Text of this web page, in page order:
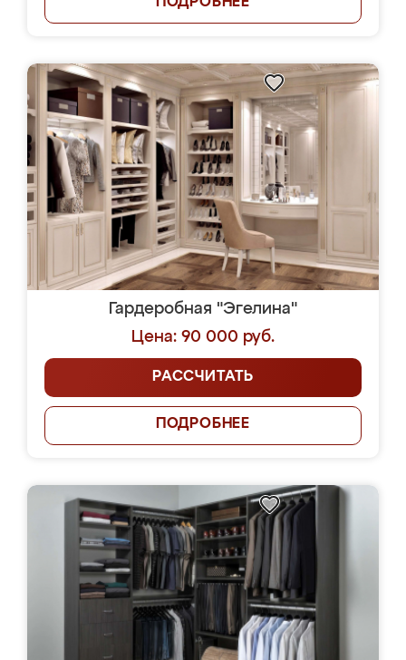
Гардеробная "Эгелина"
Цена: 90 000 руб.
РАССЧИТАТЬ
ПОДРОБНЕЕ